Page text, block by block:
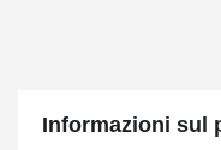
Informazioni sul